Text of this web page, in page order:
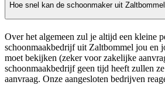
Hoe snel kan de schoonmaker uit
Over het algemeen zul je altijd een kleine
schoonmaakbedrijf uit Zaltbommel jou en
moet bekijken (zeker voor zakelijke
schoonmaakbedrijf geen tijd heeft zullen
aanvraag. Onze aangesloten bedrijven